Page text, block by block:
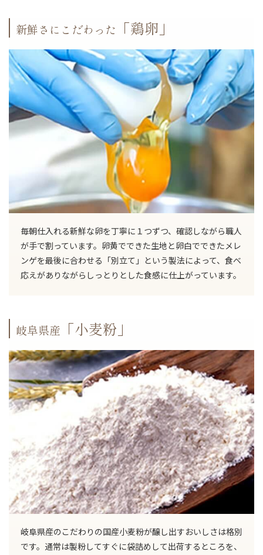
新鮮さにこだわった 「鶏卵」
毎朝仕入れる新鮮な卵を丁寧に１つずつ、確認しながら職人
が手で割っています。卵黄でできた生地と卵白でできたメレ
ンゲを最後に合わせる「別立て」という製法によって、食べ
応えがありながらしっとりとした食感に仕上がっています。
岐阜県産 「小麦粉」
岐阜県産のこだわりの国産小麦粉が醸し出すおいしさは格別
です。通常は製粉してすぐに袋詰めして出荷するところを、